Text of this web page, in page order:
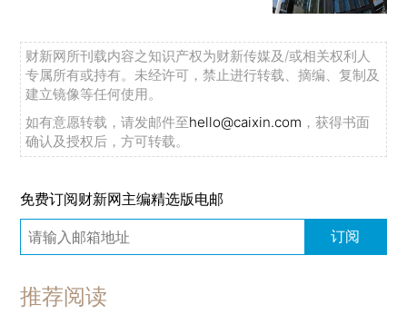
财新网所刊载内容之知识产权为财新传媒及/或相关权利人
专属所有或持有。未经许可，禁止进行转载、摘编、复制及
建立镜像等任何使用。
如有意愿转载，请发邮件至hello@caixin.com ，获得书面
确认及授权后，方可转载。
免费订阅财新网主编精选版电邮
订阅
推荐阅读